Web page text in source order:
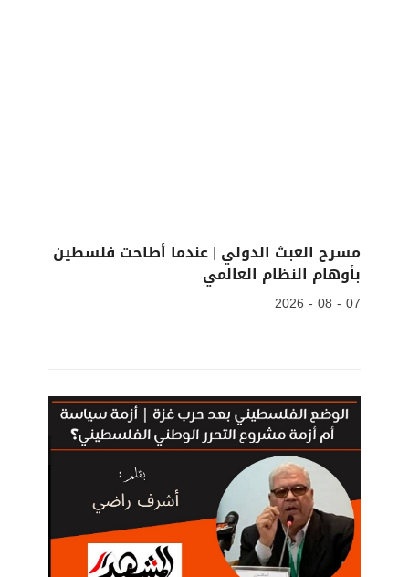
مسرح العبث الدولي | عندما أطاحت فلسطين
بأوهام النظام العالمي
07 - 08 - 2026